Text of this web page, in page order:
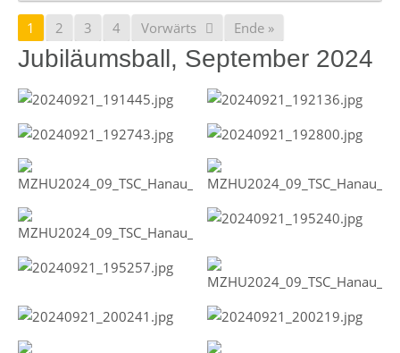
1 2 3 4 Vorwärts Ende »
Jubiläumsball, September 2024